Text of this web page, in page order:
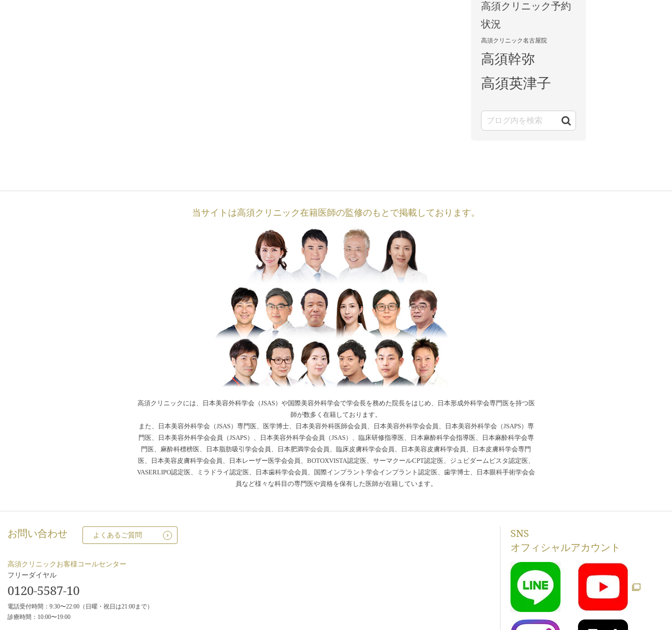
高須クリニック予約
状況
高須クリニック名古屋院
高須幹弥
高須英津子
当サイトは高須クリニック在籍医師の監修のもとで掲載しております。
高須クリニックには、日本美容外科学会（JSAS）や国際美容外科学会で学会長を務めた院長をはじめ、日本形成外科学会専門医を持つ医
師が数多く在籍しております。
また、日本美容外科学会（JSAS）専門医、医学博士、日本美容外科医師会会員、日本美容外科学会会員、日本美容外科学会（JSAPS）専
門医、日本美容外科学会会員（JSAPS）、日本美容外科学会会員（JSAS）、臨床研修指導医、日本麻酔科学会指導医、日本麻酔科学会専
門医、麻酔科標榜医、日本脂肪吸引学会会員、日本肥満学会会員、臨床皮膚科学会会員、日本美容皮膚科学会員、日本皮膚科学会専門
医、日本美容皮膚科学会会員、日本レーザー医学会会員、BOTOXVISTA認定医、サーマクールCPT認定医、ジュビダームビスタ認定医、
VASERLIPO認定医、ミラドライ認定医、日本歯科学会会員、国際インプラント学会インプラント認定医、歯学博士、日本眼科手術学会会
員など様々な科目の専門医や資格を保有した医師が在籍しています。
お問い合わせ よくあるご質問
高須クリニックお客様コールセンター
フリーダイヤル
0120-5587-10
電話受付時間：9:30〜22:00（日曜・祝日は21:00まで）
診療時間：10:00〜19:00
SNS
オフィシャルアカウント